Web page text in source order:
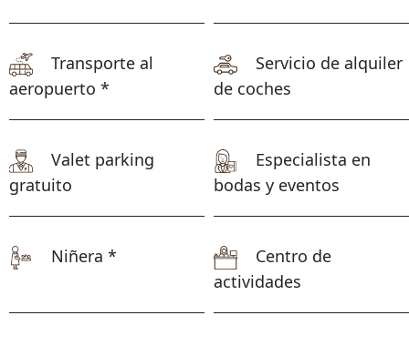
Transporte al
aeropuerto *
Servicio de alquiler
de coches
Valet parking
gratuito
Especialista en
bodas y eventos
Niñera *
Centro de
actividades